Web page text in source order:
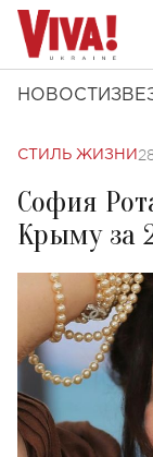
НОВОСТИ
СТИЛЬ ЖИЗНИ
София
Крыму за